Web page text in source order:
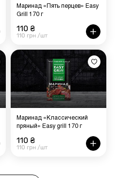
Маринад «Пять перцев» Easy
Grill 170 г
110 ₴
110 грн /шт
Маринад «Классический
пряный» Easy grill 170 г
110 ₴
110 грн /шт